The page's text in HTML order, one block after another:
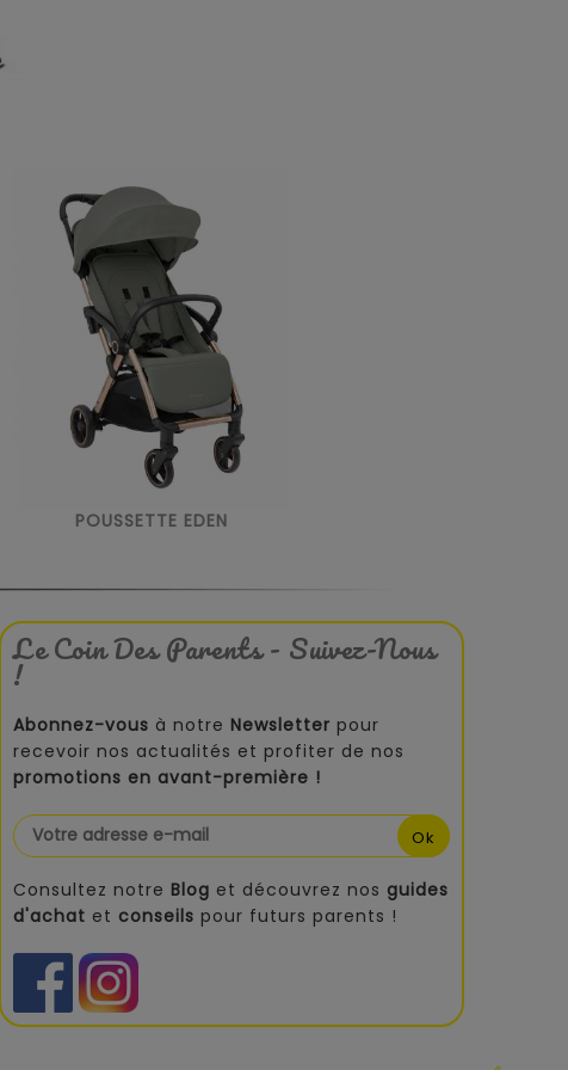
POUSSETTE EDEN
Le Coin Des Parents - Suivez-Nous
!
Abonnez-vous à notre Newsletter pour
recevoir nos actualités et profiter de nos
promotions en avant-première !
Consultez notre Blog et découvrez nos guides
d'achat et conseils pour futurs parents !